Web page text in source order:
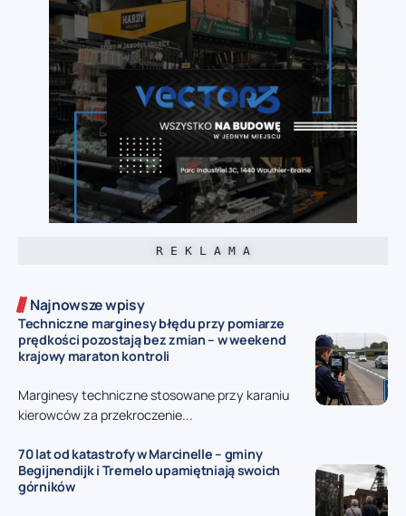
R E K L A M A
Najnowsze wpisy
Techniczne marginesy błędu przy pomiarze
prędkości pozostają bez zmian – w weekend
krajowy maraton kontroli
Marginesy techniczne stosowane przy karaniu
kierowców za przekroczenie...
70 lat od katastrofy w Marcinelle – gminy
Begijnendijk i Tremelo upamiętniają swoich
górników